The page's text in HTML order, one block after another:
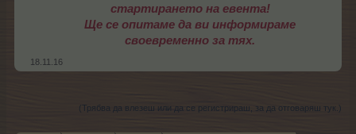
стартирането на евента!
Ще се опитаме да ви информираме
своевременно за тях.
18.11.16
(Трябва да влезеш или да се регистрираш, за да отговаряш тук.)